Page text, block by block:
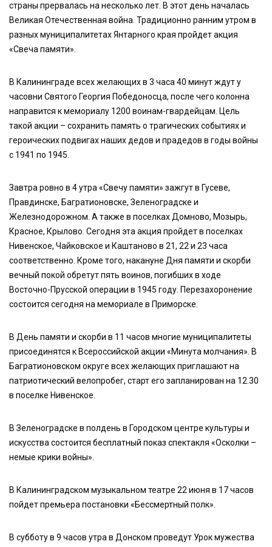
страны прервалась на несколько лет. В этот день началась
Великая Отечественная война. Традиционно ранним утром в
разных муниципалитетах Янтарного края пройдет акция
«Свеча памяти».
В Калининграде всех желающих в 3 часа 40 минут ждут у
часовни Святого Георгия Победоносца, после чего колонна
направится к мемориалу 1200 воинам-гвардейцам. Цель
такой акции – сохранить память о трагических событиях и
героических подвигах наших дедов и прадедов в годы войны
с 1941 по 1945.
Завтра ровно в 4 утра «Свечу памяти» зажгут в Гусеве,
Правдинске, Багратионовске, Зеленоградске и
Железнодорожном. А также в поселках Домново, Мозырь,
Красное, Крылово. Сегодня эта акция пройдет в поселках
Нивенское, Чайковское и Каштаново в 21, 22 и 23 часа
соответственно. Кроме того, накануне Дня памяти и скорби
вечный покой обретут пять воинов, погибших в ходе
Восточно-Прусской операции в 1945 году. Перезахоронение
состоится сегодня на мемориале в Приморске.
В День памяти и скорби в 11 часов многие муниципалитеты
присоединятся к Всероссийской акции «Минута молчания». В
Багратионовском округе всех желающих приглашают на
патриотический велопробег, старт его запланирован на 12.30
в поселке Нивенское.
В Зеленоградске в полдень в Городском центре культуры и
искусства состоится бесплатный показ спектакля «Осколки –
немые крики войны».
В Калининградском музыкальном театре 22 июня в 17 часов
пойдет премьера постановки «Бессмертный полк».
В субботу в 9 часов утра в Донском проведут Урок мужества